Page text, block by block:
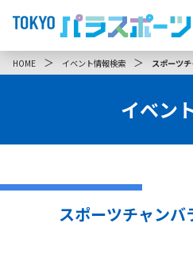
HOME ＞ イベント情報検索 ＞ スポーツチ
イベン
スポーツチャンバ